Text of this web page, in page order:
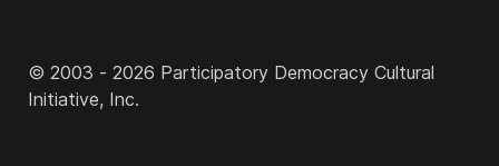
© 2003 - 2026 Participatory Democracy Cultural
Initiative, Inc.